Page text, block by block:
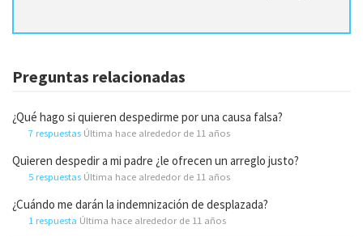
Preguntas relacionadas
¿Qué hago si quieren despedirme por una causa falsa?
7 respuestas Última hace alrededor de 11 años
Quieren despedir a mi padre ¿le ofrecen un arreglo justo?
5 respuestas Última hace alrededor de 11 años
¿Cuándo me darán la indemnización de desplazada?
1 respuesta Última hace alrededor de 11 años